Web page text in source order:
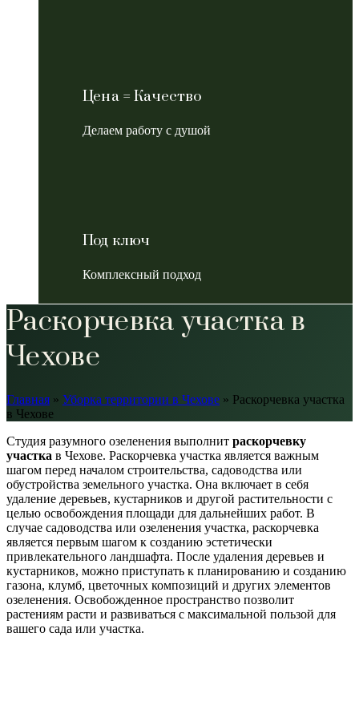
Цена = Качество
Делаем работу с душой
Под ключ
Комплексный подход
Раскорчевка участка в
Чехове
Главная » Уборка территории в Чехове » Раскорчевка участка
в Чехове
Студия разумного озеленения выполнит раскорчевку
участка в Чехове. Раскорчевка участка является важным
шагом перед началом строительства, садоводства или
обустройства земельного участка. Она включает в себя
удаление деревьев, кустарников и другой растительности с
целью освобождения площади для дальнейших работ. В
случае садоводства или озеленения участка, раскорчевка
является первым шагом к созданию эстетически
привлекательного ландшафта. После удаления деревьев и
кустарников, можно приступать к планированию и созданию
газона, клумб, цветочных композиций и других элементов
озеленения. Освобожденное пространство позволит
растениям расти и развиваться с максимальной пользой для
вашего сада или участка.